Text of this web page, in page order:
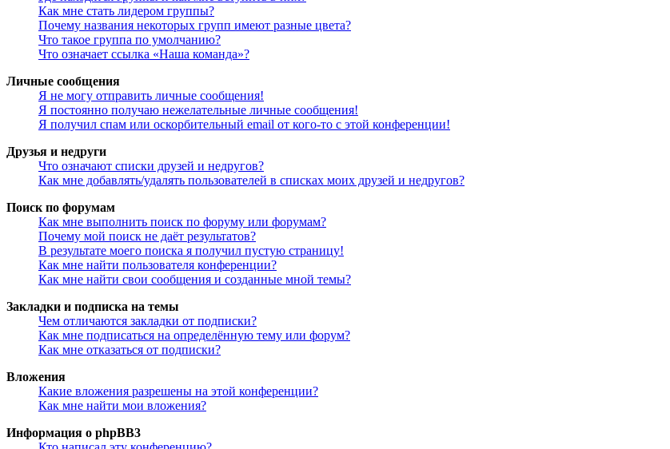
Как мне стать лидером группы?
Почему названия некоторых групп имеют разные цвета?
Что такое группа по умолчанию?
Что означает ссылка «Наша команда»?
Личные сообщения
Я не могу отправить личные сообщения!
Я постоянно получаю нежелательные личные сообщения!
Я получил спам или оскорбительный email от кого-то с этой конференции!
Друзья и недруги
Что означают списки друзей и недругов?
Как мне добавлять/удалять пользователей в списках моих друзей и недругов?
Поиск по форумам
Как мне выполнить поиск по форуму или форумам?
Почему мой поиск не даёт результатов?
В результате моего поиска я получил пустую страницу!
Как мне найти пользователя конференции?
Как мне найти свои сообщения и созданные мной темы?
Закладки и подписка на темы
Чем отличаются закладки от подписки?
Как мне подписаться на определённую тему или форум?
Как мне отказаться от подписки?
Вложения
Какие вложения разрешены на этой конференции?
Как мне найти мои вложения?
Информация о phpBB3